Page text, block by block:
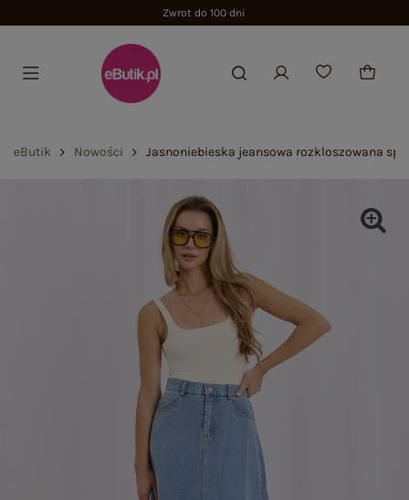
Zwrot do 100 dni
eButik Nowości Jasnoniebieska jeansowa rozkloszowana